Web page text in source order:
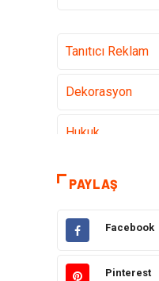
Tanıtıcı Reklam
Dekorasyon
Hukuk
Giyim
Güzellik Bakım
Otomotiv
PAYLAŞ
Facebook
Pinterest